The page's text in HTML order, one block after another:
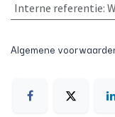
Interne referentie:
Algemene